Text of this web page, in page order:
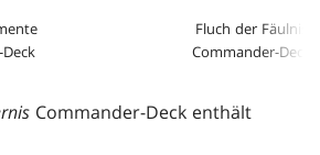
Fluch der Fäulnis
Commander-Deck
Commander-Deck enthält